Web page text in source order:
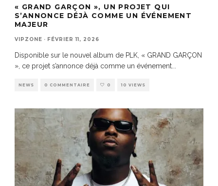
« GRAND GARÇON », UN PROJET QUI
S’ANNONCE DÉJÀ COMME UN ÉVÉNEMENT
MAJEUR
VIPZONE · FÉVRIER 11, 2026
Disponible sur le nouvel album de PLK, « GRAND GARÇON
», ce projet s’annonce déjà comme un événement...
NEWS 0 COMMENTAIRE 0 10 VIEWS